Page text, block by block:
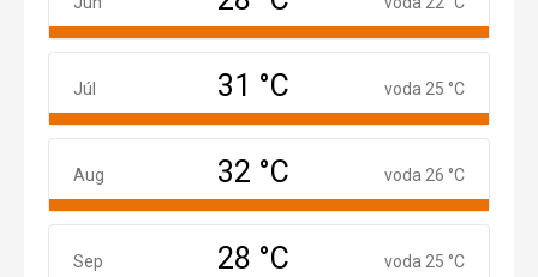
Júl
Júl 31 °C voda 25 °C
August
Aug 32 °C voda 26 °C
September
Sep 28 °C voda 25 °C